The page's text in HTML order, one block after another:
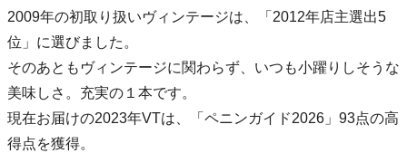
2009年の初取り扱いヴィンテージは、「2012年店主選出5
位」に選びました。
そのあともヴィンテージに関わらず、いつも小躍りしそうな
美味しさ。充実の１本です。
現在お届けの2023年VTは、「ペニンガイド2026」93点の高
得点を獲得。